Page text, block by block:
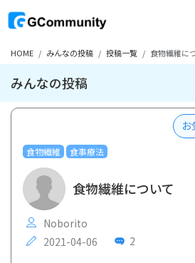
HOME みんなの投稿 投稿一覧 食物繊維に
みんなの投稿
食物繊維 食事療法
食物繊維について
Noborito
2021-04-06
2